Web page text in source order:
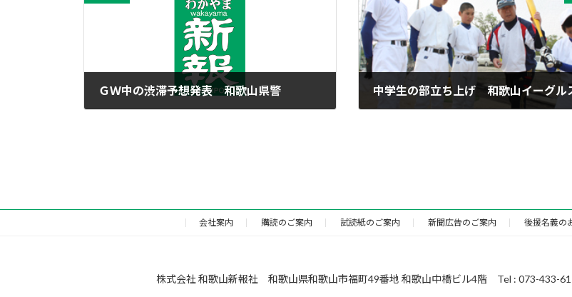
ＧＷ中の渋滞予想発表 和歌山県警 中学生の部立ち上げ 和歌山イーグル
会社案内 購読のご案内 試読紙のご案内 新聞広告のご案内 後援名義の
株式会社 和歌山新報社 和歌山県和歌山市福町49番地 和歌山中橋ビル4階 Tel : 073-433-